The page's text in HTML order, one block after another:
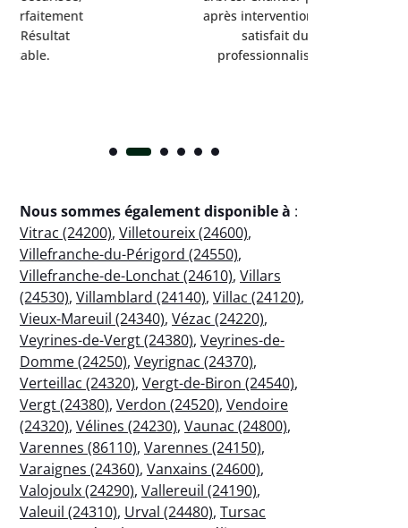
après intervention. Très
professionnalisme.
Nous sommes également disponible à :
Vitrac (24200), Villetoureix (24600),
Villefranche-du-Périgord (24550),
Villefranche-de-Lonchat (24610), Villars
(24530), Villamblard (24140), Villac (24120),
Vieux-Mareuil (24340), Vézac (24220),
Veyrines-de-Vergt (24380), Veyrines-de-
Domme (24250), Veyrignac (24370),
Verteillac (24320), Vergt-de-Biron (24540),
Vergt (24380), Verdon (24520), Vendoire
(24320), Vélines (24230), Vaunac (24800),
Varennes (86110), Varennes (24150),
Varaignes (24360), Vanxains (24600),
Valojoulx (24290), Vallereuil (24190),
Valeuil (24310), Urval (24480), Tursac